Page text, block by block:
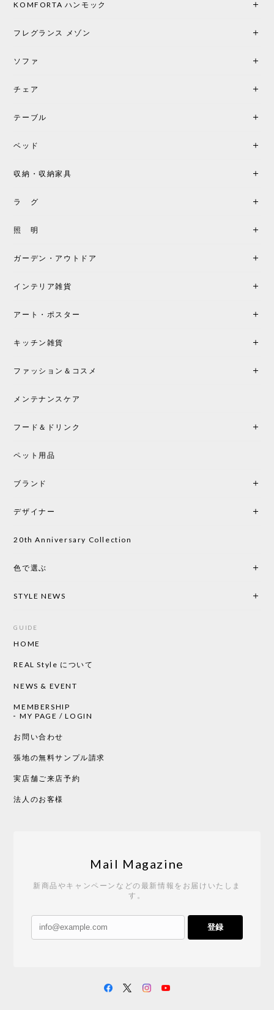
KOMFORTA ハンモック
フレグランス メゾン
ソファ
チェア
テーブル
ベッド
収納・収納家具
ラ グ
照 明
ガーデン・アウトドア
インテリア雑貨
アート・ポスター
キッチン雑貨
ファッション＆コスメ
メンテナンスケア
フード＆ドリンク
ペット用品
ブランド
デザイナー
20th Anniversary Collection
色で選ぶ
STYLE NEWS
GUIDE
HOME
REAL Style について
NEWS & EVENT
MEMBERSHIP
MY PAGE / LOGIN
お問い合わせ
張地の無料サンプル請求
実店舗ご来店予約
法人のお客様
Mail Magazine
新商品やキャンペーンなどの最新情報をお届けいたしま
す。
登録